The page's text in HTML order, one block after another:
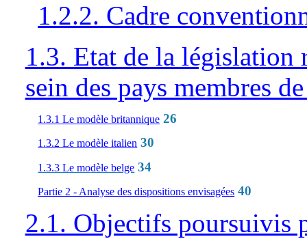
1.2.2. Cadre
1.3. Etat de la législation
sein des pays membres
1.3.1 Le modèle britannique 26
1.3.2 Le modèle italien 30
1.3.3 Le modèle belge 34
Partie 2 - Analyse des dispositions envisagées 40
2.1. Objectifs poursuivis